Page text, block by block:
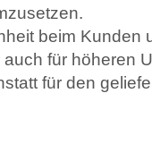
beim Kunden
für höheren
für den